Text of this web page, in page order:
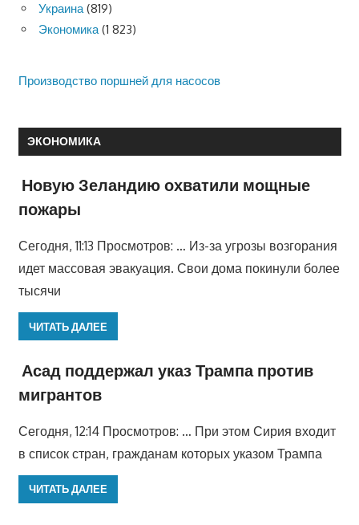
Украина(819)
Экономика(1 823)
Производство поршней для насосов
ЭКОНОМИКА
Новую Зеландию охватили мощные
пожары
Сегодня, 11:13 Просмотров: … Из-за угрозы возгорания
идет массовая эвакуация. Свои дома покинули более
тысячи
ЧИТАТЬ ДАЛЕЕ
Асад поддержал указ Трампа против
мигрантов
Сегодня, 12:14 Просмотров: … При этом Сирия входит
в список стран, гражданам которых указом Трампа
ЧИТАТЬ ДАЛЕЕ